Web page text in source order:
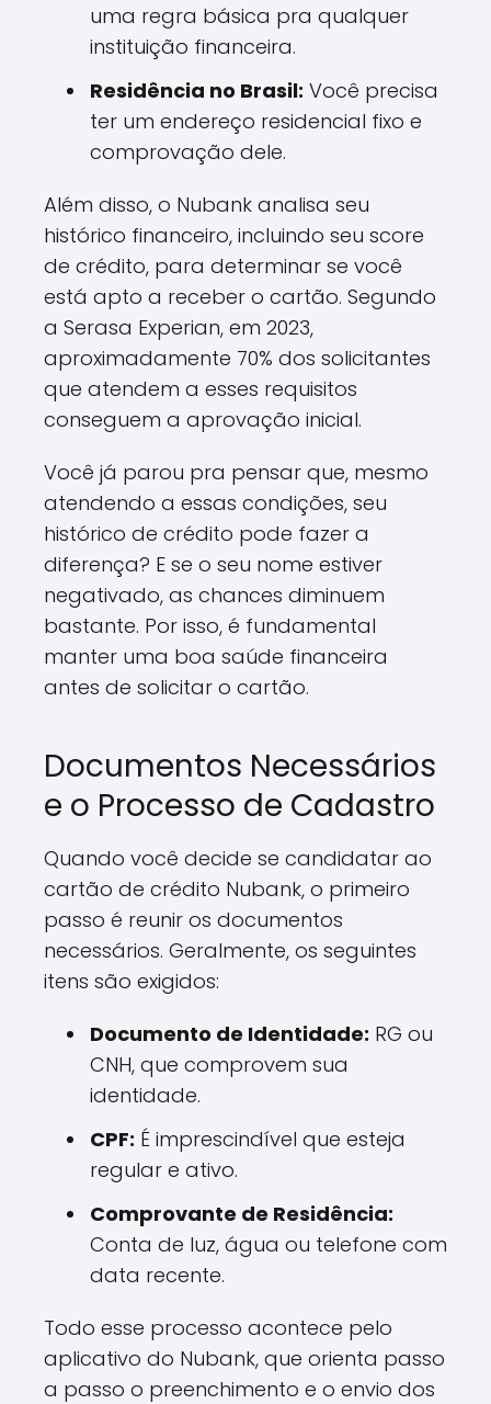
uma regra básica pra qualquer
instituição financeira.
Residência no Brasil: Você precisa
ter um endereço residencial fixo e
comprovação dele.
Além disso, o Nubank analisa seu
histórico financeiro, incluindo seu score
de crédito, para determinar se você
está apto a receber o cartão. Segundo
a Serasa Experian, em 2023,
aproximadamente 70% dos solicitantes
que atendem a esses requisitos
conseguem a aprovação inicial.
Você já parou pra pensar que, mesmo
atendendo a essas condições, seu
histórico de crédito pode fazer a
diferença? E se o seu nome estiver
negativado, as chances diminuem
bastante. Por isso, é fundamental
manter uma boa saúde financeira
antes de solicitar o cartão.
Documentos Necessários
e o Processo de Cadastro
Quando você decide se candidatar ao
cartão de crédito Nubank, o primeiro
passo é reunir os documentos
necessários. Geralmente, os seguintes
itens são exigidos:
Documento de Identidade: RG ou
CNH, que comprovem sua
identidade.
CPF: É imprescindível que esteja
regular e ativo.
Comprovante de Residência:
Conta de luz, água ou telefone com
data recente.
Todo esse processo acontece pelo
aplicativo do Nubank, que orienta passo
a passo o preenchimento e o envio dos